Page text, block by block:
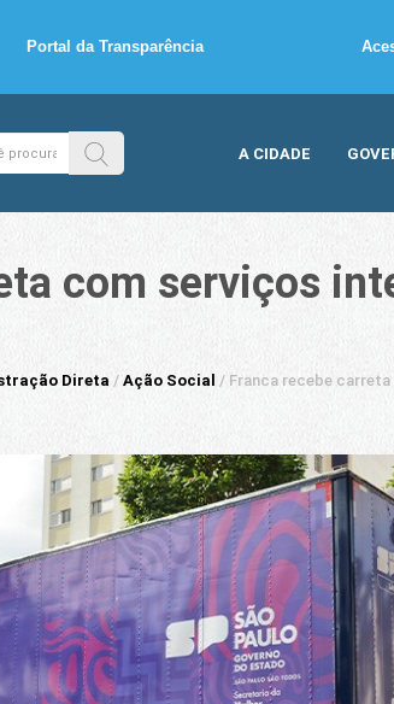
Portal da Transparência
A CIDADE
com serviços
Direta / Ação Social / Franca recebe